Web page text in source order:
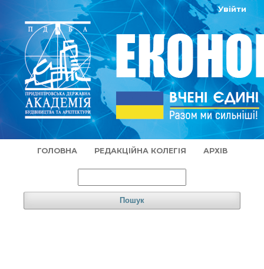
ГОЛОВНА РЕДАКЦІЙНА КОЛЕГІЯ АРХІВ
Пошук
Увійти